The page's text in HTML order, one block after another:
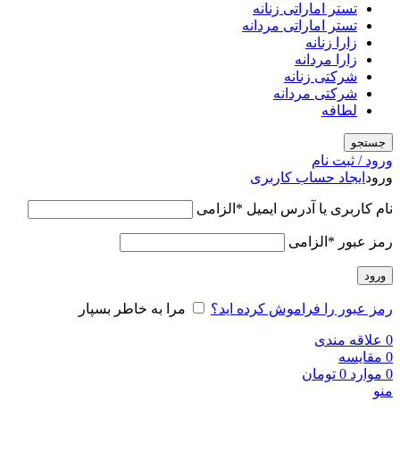
تستر اماراتی زنانه
تستر اماراتی مردانه
زارا زنانه
زارا مردانه
شرکتی زنانه
شرکتی مردانه
لطافه
جستجو
ورود / ثبت نام
ورود ایجاد حساب کاربری
نام کاربری یا آدرس ایمیل * الزامی
رمز عبور * الزامی
ورود
رمز عبور را فراموش کرده اید؟ مرا به خاطر بسپار
0 علاقه مندی
0 مقایسه
0 موارد 0 تومان
منو